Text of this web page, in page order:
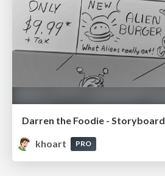
Darren the Foodie - Storyboard
khoart
PRO